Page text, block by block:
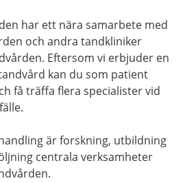
har ett nära samarbete med
och andra tandkliniker
Eftersom vi erbjuder en
kan du som patient
få träffa flera specialister vid
är forskning, utbildning
centrala verksamheter